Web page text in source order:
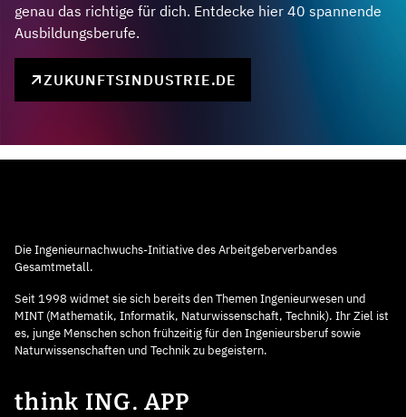
genau das richtige für dich. Entdecke hier 40 spannende
Ausbildungsberufe.
ZUKUNFTSINDUSTRIE.DE
Die Ingenieurnachwuchs-Initiative des Arbeitgeberverbandes
Gesamtmetall.
Seit 1998 widmet sie sich bereits den Themen Ingenieurwesen und
MINT (Mathematik, Informatik, Naturwissenschaft, Technik). Ihr Ziel ist
es, junge Menschen schon frühzeitig für den Ingenieursberuf sowie
Naturwissenschaften und Technik zu begeistern.
think ING. APP